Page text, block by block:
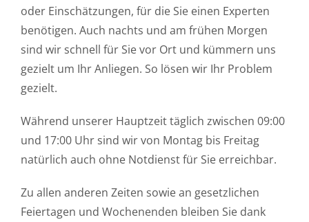
oder Einschätzungen, für die Sie einen Experten
benötigen. Auch nachts und am frühen Morgen
sind wir schnell für Sie vor Ort und kümmern uns
gezielt um Ihr Anliegen. So lösen wir Ihr Problem
gezielt.
Während unserer Hauptzeit täglich zwischen 09:00
und 17:00 Uhr sind wir von Montag bis Freitag
natürlich auch ohne Notdienst für Sie erreichbar.
Zu allen anderen Zeiten sowie an gesetzlichen
Feiertagen und Wochenenden bleiben Sie dank